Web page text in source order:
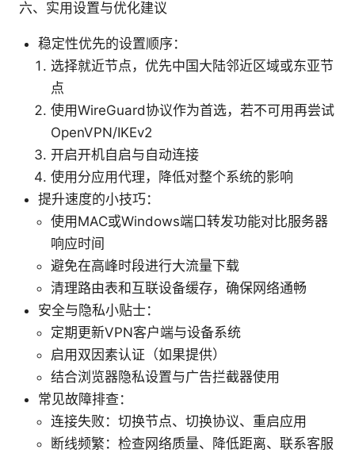
六、实用设置与优化建议
稳定性优先的设置顺序：
选择就近节点，优先中国大陆邻近区域或东亚节
点
使用WireGuard协议作为首选，若不可用再尝试
OpenVPN/IKEv2
开启开机自启与自动连接
使用分应用代理，降低对整个系统的影响
提升速度的小技巧：
使用MAC或Windows端口转发功能对比服务器
响应时间
避免在高峰时段进行大流量下载
清理路由表和互联设备缓存，确保网络通畅
安全与隐私小贴士：
定期更新VPN客户端与设备系统
启用双因素认证（如果提供）
结合浏览器隐私设置与广告拦截器使用
常见故障排查：
连接失败：切换节点、切换协议、重启应用
断线频繁：检查网络质量、降低距离、联系客服